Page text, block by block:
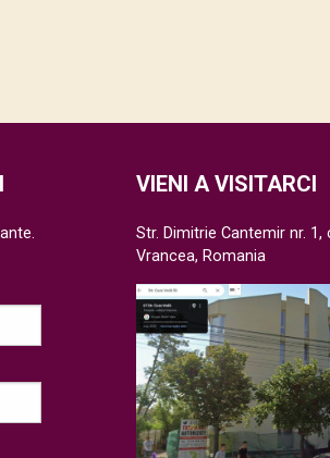
VIENI A VISITARCI
Str. Dimitrie Cantemir nr.
Vrancea, Romania